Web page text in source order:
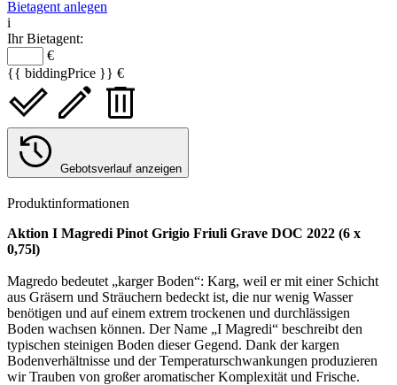
Bietagent anlegen
i
Ihr Bietagent:
€
{{ biddingPrice }} €
Gebotsverlauf anzeigen
Produktinformationen
Aktion I Magredi Pinot Grigio Friuli Grave DOC 2022 (6 x
0,75l)
Magredo bedeutet „karger Boden“: Karg, weil er mit einer Schicht
aus Gräsern und Sträuchern bedeckt ist, die nur wenig Wasser
benötigen und auf einem extrem trockenen und durchlässigen
Boden wachsen können. Der Name „I Magredi“ beschreibt den
typischen steinigen Boden dieser Gegend. Dank der kargen
Bodenverhältnisse und der Temperaturschwankungen produzieren
wir Trauben von großer aromatischer Komplexität und Frische.